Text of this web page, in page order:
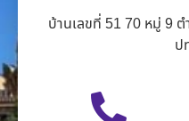
บ้านเลขที่ 51 70 หมู่ 9
ป